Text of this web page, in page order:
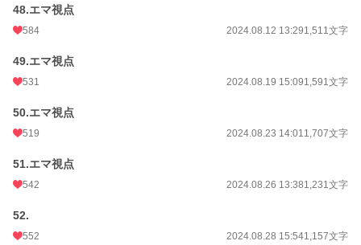
48.エマ視点
584 2024.08.12 13:291,511文字
49.エマ視点
531 2024.08.19 15:091,591文字
50.エマ視点
519 2024.08.23 14:011,707文字
51.エマ視点
542 2024.08.26 13:381,231文字
52.
552 2024.08.28 15:541,157文字